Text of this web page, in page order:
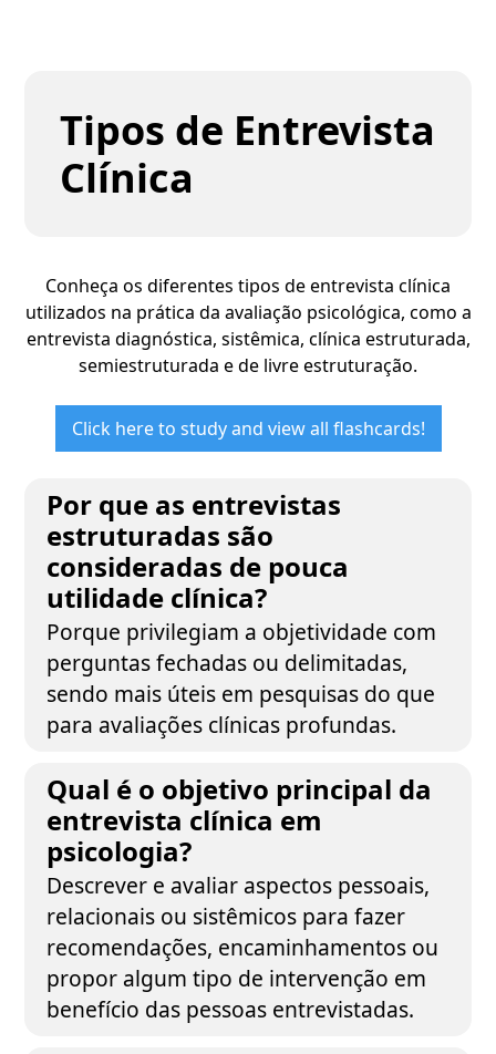
Tipos de Entrevista
Clínica
Conheça os diferentes tipos de entrevista clínica
utilizados na prática da avaliação psicológica, como a
entrevista diagnóstica, sistêmica, clínica estruturada,
semiestruturada e de livre estruturação.
Click here to study and view all flashcards!
Por que as entrevistas
estruturadas são
consideradas de pouca
utilidade clínica?
Porque privilegiam a objetividade com
perguntas fechadas ou delimitadas,
sendo mais úteis em pesquisas do que
para avaliações clínicas profundas.
Qual é o objetivo principal da
entrevista clínica em
psicologia?
Descrever e avaliar aspectos pessoais,
relacionais ou sistêmicos para fazer
recomendações, encaminhamentos ou
propor algum tipo de intervenção em
benefício das pessoas entrevistadas.